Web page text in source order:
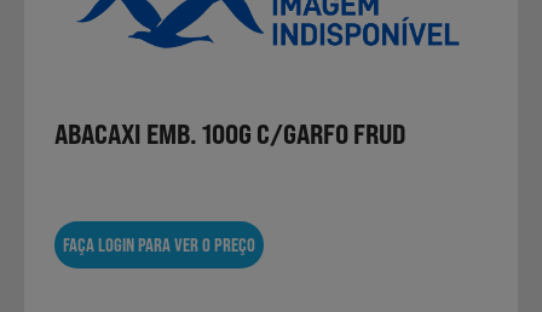
ABACAXI EMB. 100G C/GARFO FRUD
FAÇA LOGIN PARA VER O PREÇO